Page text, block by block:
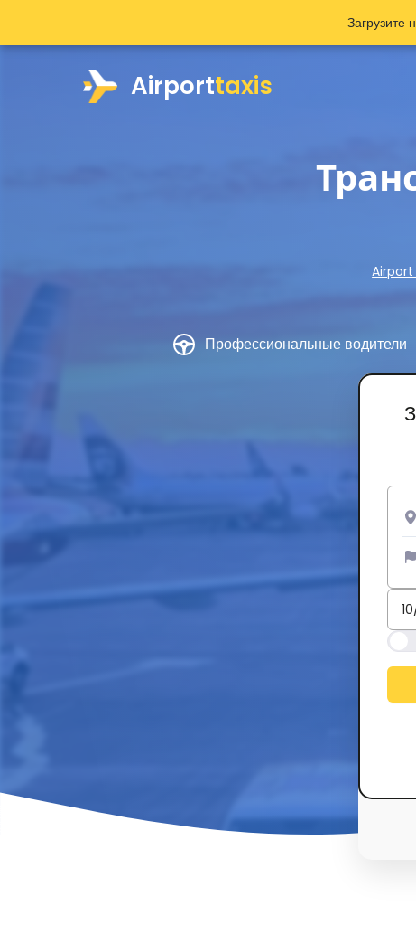
Airporttaxis
Airport
Профессиональные водители
Загрузите